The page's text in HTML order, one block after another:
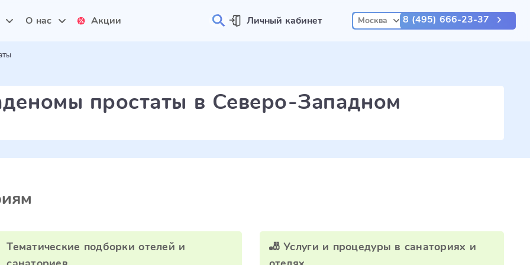
О нас Акции Личный кабинет Москва 8 (495) 666-23-37
простаты в Северо-Западном
Тематические подборки отелей и
🎳 Услуги и процедуры в санаториях и